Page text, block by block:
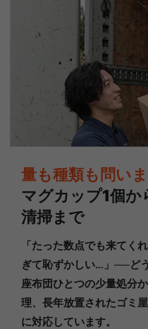
量も種類も問い
マグカップ1個か
清掃まで
「たった数点でも来てく
ぎて恥ずかしい…」──ど
座布団ひとつの少量処分
理、長年放置されたゴミ
に対応しています。